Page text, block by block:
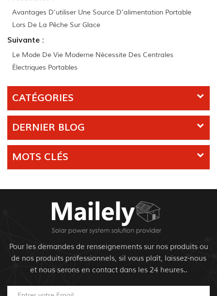
Avantages D'utiliser Une Source D'alimentation Portable
Lors De La Pêche Sur Glace
Suivante :
Le Mode De Vie Moderne Nécessite Des Centrales
Électriques Portables
CATÉGORIES
DERNIER BLOG
MOTS CLÉS
Pour les demandes de renseignements sur nos produits ou
de nos produits professionnels, sil vous plaît, laissez-nous
et nous serons en contact dans les 24 heures..